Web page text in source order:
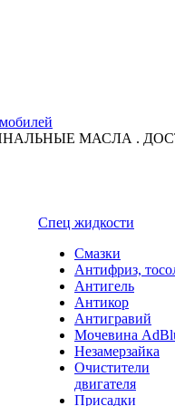
МАСЛА .
Спец жидкости
Смазки
Антифриз,
Антигель
Антикор
Антигравий
Мочевина
Незамерзайка
Очистители
двигателя
Присадки